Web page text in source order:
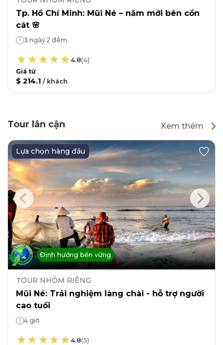
Tp. Hồ Chí Minh: Mũi Né – năm mới bên cồn
cát 🌸
3 ngày 2 đêm
4.8(4)
Giá từ
$ 214.1 / khách
Tour lân cận Xem thêm
Lựa chọn hàng đầu
Định hướng bền vững
TOUR NHÓM RIÊNG
Mũi Né: Trải nghiệm làng chài - hỗ trợ người
cao tuổi
4 giờ
4.8(5)